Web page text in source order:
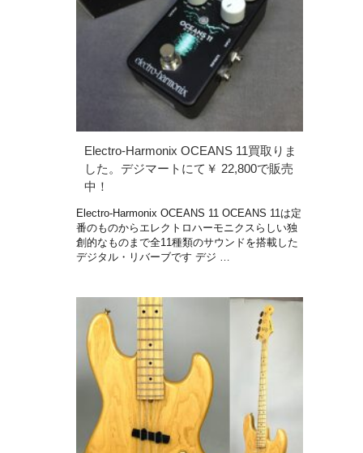
Electro-Harmonix OCEANS 11買取りま
した。デジマートにて￥ 22,800で販売
中！
Electro-Harmonix OCEANS 11 OCEANS 11は定
番のものからエレクトロハーモニクスらしい独
創的なものまで全11種類のサウンドを搭載した
デジタル・リバーブです デジ …